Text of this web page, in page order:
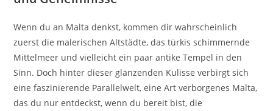
Wenn du an Malta denkst, kommen dir wahrscheinlich
zuerst die malerischen Altstädte, das türkis schimmernde
Mittelmeer und vielleicht ein paar antike Tempel in den
Sinn. Doch hinter dieser glänzenden Kulisse verbirgt sich
eine faszinierende Parallelwelt, eine Art verborgenes Malta,
das du nur entdeckst, wenn du bereit bist, die